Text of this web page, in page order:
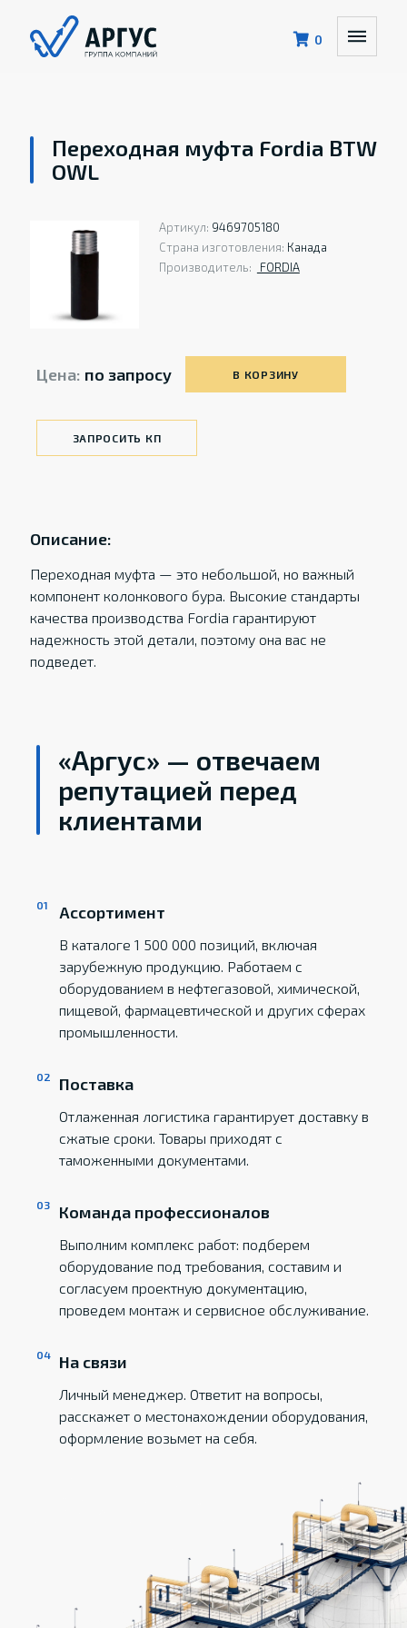
0
Переходная муфта Fordia BTW
OWL
Артикул: 9469705180
Страна изготовления: Канада
Производитель:
FORDIA
Цена: по запросу В КОРЗИНУ
ЗАПРОСИТЬ КП
Описание:
Переходная муфта — это небольшой, но важный
компонент колонкового бура. Высокие стандарты
качества производства Fordia гарантируют
надежность этой детали, поэтому она вас не
подведет.
«Аргус» — отвечаем
репутацией перед
клиентами
Ассортимент
В каталоге 1 500 000 позиций, включая
зарубежную продукцию. Работаем с
оборудованием в нефтегазовой, химической,
пищевой, фармацевтической и других сферах
промышленности.
Поставка
Отлаженная логистика гарантирует доставку в
сжатые сроки. Товары приходят с
таможенными документами.
Команда профессионалов
Выполним комплекс работ: подберем
оборудование под требования, составим и
согласуем проектную документацию,
проведем монтаж и сервисное обслуживание.
На связи
Личный менеджер. Ответит на вопросы,
расскажет о местонахождении оборудования,
оформление возьмет на себя.